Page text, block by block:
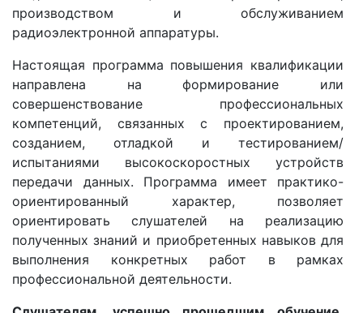
производством и обслуживанием
радиоэлектронной аппаратуры.
Настоящая программа повышения квалификации
направлена на формирование или
совершенствование профессиональных
компетенций, связанных с проектированием,
созданием, отладкой и тестированием/
испытаниями высокоскоростных устройств
передачи данных. Программа имеет практико-
ориентированный характер, позволяет
ориентировать слушателей на реализацию
полученных знаний и приобретенных навыков для
выполнения конкретных работ в рамках
профессиональной деятельности.